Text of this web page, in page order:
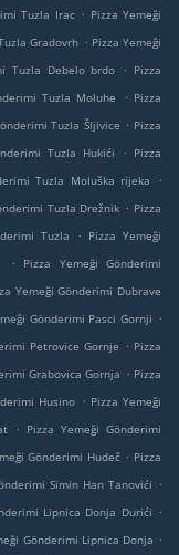
Tuzla Irac . Pizza Yemeği
Gradovrh . Pizza Yemeği
Tuzla Debelo brdo . Pizza
Tuzla Moluhe . Pizza
Tuzla Šljivice . Pizza
Tuzla Hukići . Pizza
Tuzla Moluška rijeka
.
Tuzla Drežnik . Pizza
Tuzla . Pizza Yemeği
.
Pizza Yemeği Gönderimi
Yemeği Gönderimi Dubrave
Gönderimi Pasci Gornji .
Petrovice Gornje . Pizza
Grabovica Gornja . Pizza
Husino . Pizza Yemeği
. Pizza Yemeği Gönderimi
Gönderimi Hudeč . Pizza
Simin Han Tanovići .
Lipnica Donja Durići .
Gönderimi Lipnica Donja .